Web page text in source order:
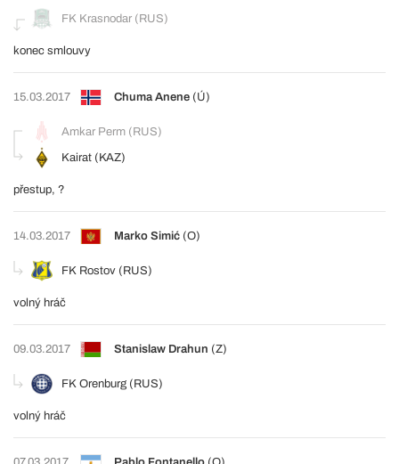
FK Krasnodar (RUS)
konec smlouvy
15.03.2017 Chuma Anene (Ú)
Amkar Perm (RUS)
Kairat (KAZ)
přestup, ?
14.03.2017 Marko Simić (O)
FK Rostov (RUS)
volný hráč
09.03.2017 Stanislaw Drahun (Z)
FK Orenburg (RUS)
volný hráč